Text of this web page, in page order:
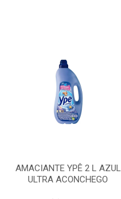
AMACIANTE YPÊ 2 L AZUL
ULTRA ACONCHEGO